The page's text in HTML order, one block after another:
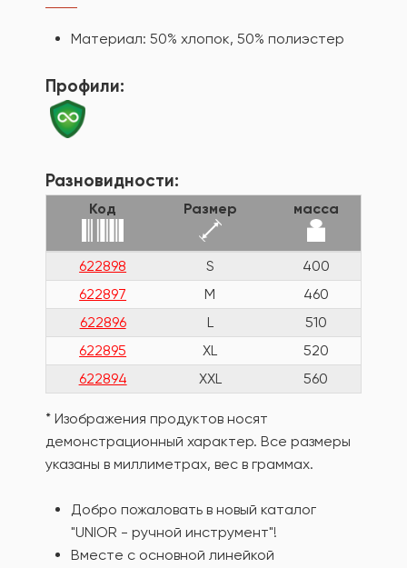
Материал: 50% хлопок, 50% полиэстер
Профили:
Разновидности:
Код Размер масса
622898 S
400
622897
M
460
622896
L
510
622895
XL
520
622894
XXL 560
* Изображения продуктов носят
демонстрационный характер. Все размеры
указаны в миллиметрах, вес в граммах.
Добро пожаловать в новый каталог
"UNIOR - ручной инструмент"!
Вместе с основной линейкой